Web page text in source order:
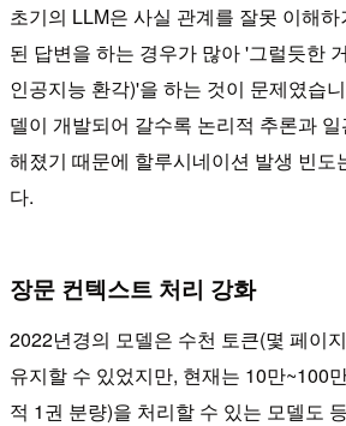
초기의 LLM은 사실 관계를 잘못 이해
된 답변을 하는 경우가 많아 '그럴듯한
인공지능 환각)'을 하는 것이 문제였습
델이 개발되어 갈수록 논리적 추론과
해졌기 때문에 할루시네이션 발생 빈도
다.
장문 컨텍스트 처리 강화
2022년경의 모델은 수천 토큰(몇 페이
유지할 수 있었지만, 현재는 10만~100
적 1권 분량)을 처리할 수 있는 모델도